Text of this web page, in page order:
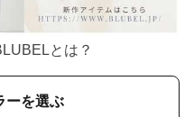
とは？
ーを選ぶ